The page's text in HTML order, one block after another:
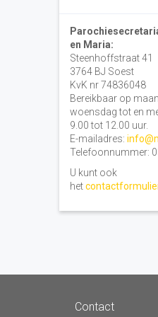
en Maria:
Steenhoffstraat 41
3764 BJ Soest
KvK nr 74836048
Bereikbaar op
woensdag tot en
9.00 tot 12.00 uur.
E-mailadres:
Telefoonnummer:
U kunt ook
het
Contact